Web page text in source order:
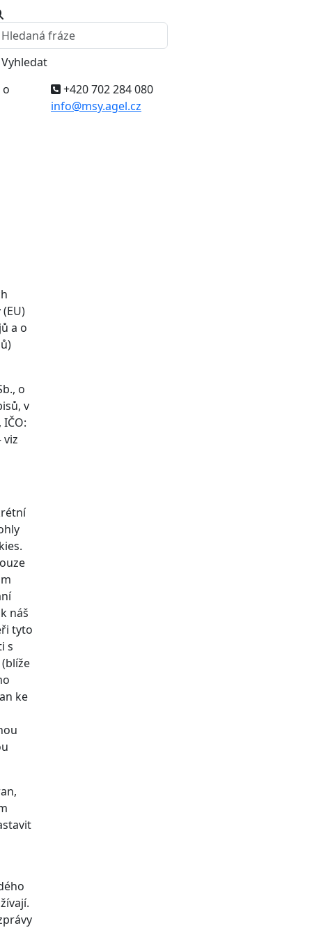
Vyhledat
+420 702 284 080
info@msy.agel.cz
a o
o
v
viz
náš
tyto
s
ke